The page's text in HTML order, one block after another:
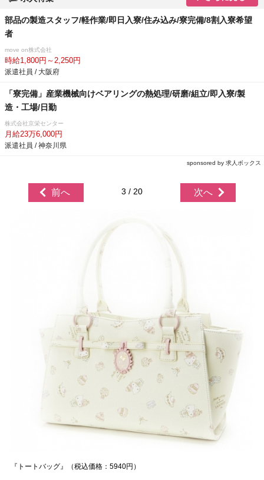
部品の製造スタッフ/軽作業/即日入寮/住み込み/寮完備/8割入寮希望
者
move on株式会社
時給1,800円～2,250円
派遣社員 / 大阪府
「寮完備」産業機械向けベアリングの熱処理/研磨/組立/即入寮/製
造・工場/日勤
株式会社京栄センター
月給23万6,000円
派遣社員 / 神奈川県
sponsored by 求人ボックス
前へ 3 / 20 次へ
『トートバッグ』（税込価格：5940円）